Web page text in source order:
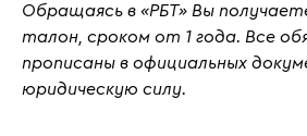
Обращаясь в «РБТ» Вы
талон, сроком от 1 года. Все
прописаны в официальных
юридическую силу.